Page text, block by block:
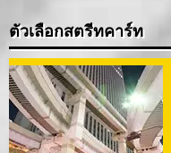
ตัวเลือกสตรีทคาร์ท